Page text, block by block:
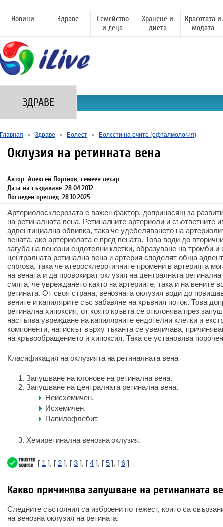
Новини Здраве
Семейство
и деца
Хранене и
диета
Красотата и
модата
ЗДРАВЕ
Главная » Здраве » Болест » Болести на очите (офталмология)
Оклузия на ретинната вена
Автор: Алексей Портнов, семеен лекар
Дата на създаване: 28.04.2012
Последен преглед: 28.10.2025
Артериолосклерозата е важен фактор, допринасящ за
на ретиналната вена. Ретиналните артериоли и съответните
адвентициална обвивка, така че удебеляването на
вената, ако артериолата е пред вената. Това води до
загуба на венозни ендотелни клетки, образуване на тромби
централната ретинална вена и артерия споделят обща
cribrosa, така че атеросклеротичните промени в артерията
на вената и да провокират оклузия на централната
смята, че увреждането както на артериите, така и на вените
ретината. От своя страна, венозната оклузия води до
вените и капилярите със забавяне на кръвния поток. Това
ретинална хипоксия, от която кръвта се отклонява през
настъпва увреждане на капилярните ендотелни клетки и
компоненти, натискът върху тъканта се увеличава,
на кръвообращението и хипоксия. Така се установява порочен
Класификация на оклузията на ретиналната вена
Запушване на клонове на ретинална вена.
Запушване на централната ретинална вена.
Неисхемичен.
Исхемичен.
Папилофлебит.
Хемиретинална венозна оклузия.
[ 1 ], [ 2 ], [ 3 ], [ 4 ], [ 5 ], [ 6 ]
Какво причинява запушване на ретиналната
Следните състояния са изброени по тежест, които са
на венозна оклузия на ретината.